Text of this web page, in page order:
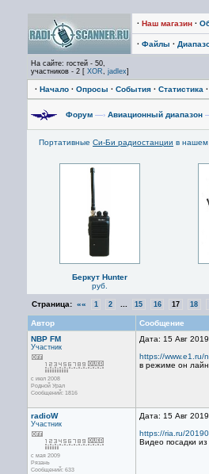
· Наш магазин ·
· Файлы ·
На сайте: гостей - 50,
участников - 2 [ XOR, jadlex]
· Начало · Опросы · События · Статистика ·
Форум —› Авиационный диапазон
Портативные Си-Би радиостанции в нашем
Беркут Hunter
руб.
Страница: «« 1 2 15 16 17 18
Автор
Сообщение
NBP FM
Участник
с июл 2008
Родной Урал
Сообщений: 1816
Дата: 15 Авг
https://www.e1.ru/
в режиме он
radioW
Участник
с мая 2009
Рязань
Сообщений: 633
Дата: 15 Авг
https://ria.ru/
Видео посадки из